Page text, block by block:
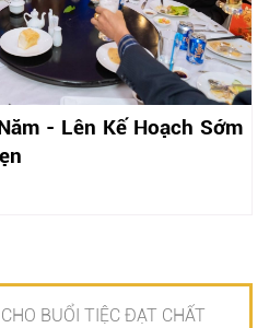
- Lên Kế Hoạch Sớm
BUỔI TIỆC ĐẠT CHẤT